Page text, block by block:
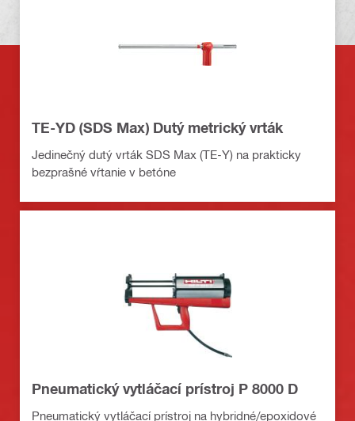
TE-YD (SDS Max) Dutý metrický vrták
Jedinečný dutý vrták SDS Max (TE-Y) na prakticky
bezprašné vŕtanie v betóne
Pneumatický vytláčací prístroj P 8000 D
Pneumatický vytláčací prístroj na hybridné/epoxidové